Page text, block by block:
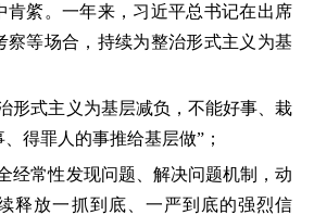
綮。一年来，习近平总书记在出席
察等场合，持续为整治形式主义为基
式主义为基层减负，不能好事、栽
得罪人的事推给基层做”；
常性发现问题、解决问题机制，动
释放一抓到底、一严到底的强烈信